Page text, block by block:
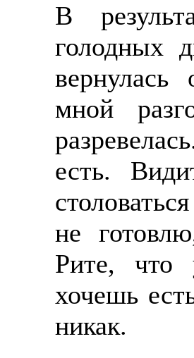
В
голодных
вернулась
мной
есть.
не
Рите, что
хочешь
никак.